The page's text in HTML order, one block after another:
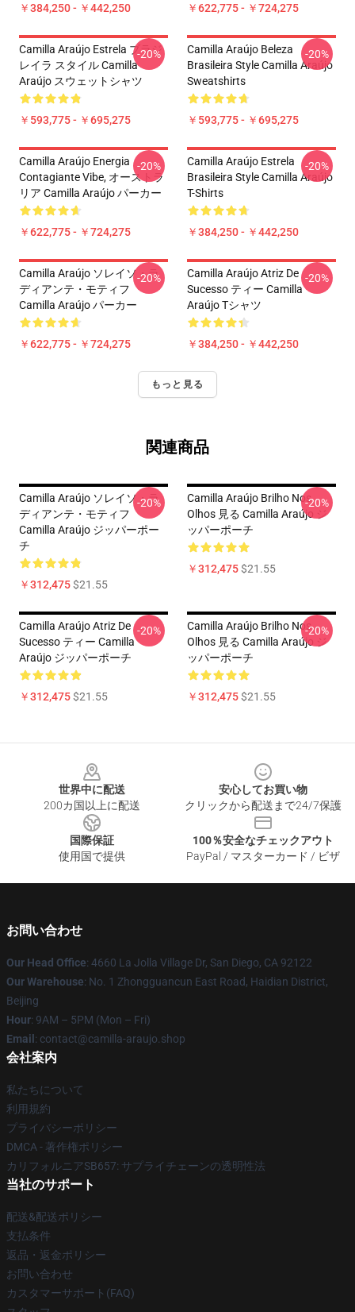
￥384,250 - ￥442,250 ￥622,775 - ￥724,275
Camilla Araújo Estrela ブラジ
レイラ スタイル Camilla
Araújo スウェットシャツ
￥593,775 - ￥695,275
-20%
Camilla Araújo Beleza
Brasileira Style Camilla Araújo
Sweatshirts
￥593,775 - ￥695,275
-20%
Camilla Araújo Energia
Contagiante Vibe, オーストラ
リア Camilla Araújo パーカー
￥622,775 - ￥724,275
-20%
Camilla Araújo Estrela
Brasileira Style Camilla Araújo
T-Shirts
￥384,250 - ￥442,250
-20%
Camilla Araújo ソレイソ・ラ
ディアンテ・モティフ
Camilla Araújo パーカー
￥622,775 - ￥724,275
-20%
Camilla Araújo Atriz De
Sucesso ティー Camilla
Araújo Tシャツ
￥384,250 - ￥442,250
-20%
もっと見る
関連商品
Camilla Araújo ソレイソ・ラ
ディアンテ・モティフ
Camilla Araújo ジッパーポー
チ
￥312,475$21.55
-20%
Camilla Araújo Brilho Nos
Olhos 見る Camilla Araújo ジ
ッパーポーチ
￥312,475$21.55
-20%
Camilla Araújo Atriz De
Sucesso ティー Camilla
Araújo ジッパーポーチ
￥312,475$21.55
-20%
Camilla Araújo Brilho Nos
Olhos 見る Camilla Araújo ジ
ッパーポーチ
￥312,475$21.55
-20%
世界中に配送
200カ国以上に配送
安心してお買い物
クリックから配送まで24/7保護
国際保証
使用国で提供
100％安全なチェックアウト
PayPal / マスターカード / ビザ
お問い合わせ
Our Head Office: 4660 La Jolla Village Dr, San Diego, CA 92122
Our Warehouse: No. 1 Zhongguancun East Road, Haidian District,
Beijing
Hour: 9AM – 5PM (Mon – Fri)
Email: contact@camilla-araujo.shop
会社案内
私たちについて
利用規約
プライバシーポリシー
DMCA - 著作権ポリシー
カリフォルニアSB657: サプライチェーンの透明性法
当社のサポート
配送&配送ポリシー
支払条件
返品・返金ポリシー
お問い合わせ
カスタマーサポート(FAQ)